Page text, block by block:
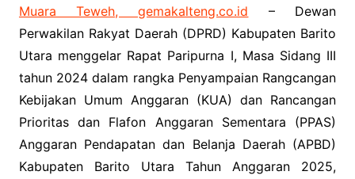
Muara Teweh, gemakalteng.co.id – Dewan
Perwakilan Rakyat Daerah (DPRD) Kabupaten Barito
Utara menggelar Rapat Paripurna I, Masa Sidang III
tahun 2024 dalam rangka Penyampaian Rangcangan
Kebijakan Umum Anggaran (KUA) dan Rancangan
Prioritas dan Flafon Anggaran Sementara (PPAS)
Anggaran Pendapatan dan Belanja Daerah (APBD)
Kabupaten Barito Utara Tahun Anggaran 2025,